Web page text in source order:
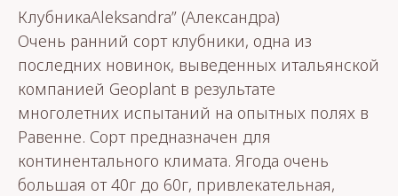
КлубникаAleksandra” (Александра)
Очень ранний сорт клубники, одна из
последних новинок, выведенных итальянской
компанией Geoplant в результате
многолетних испытаний на опытных полях в
Равенне. Сорт предназначен для
континентального климата. Ягода очень
большая от 40г до 60г, привлекательная,